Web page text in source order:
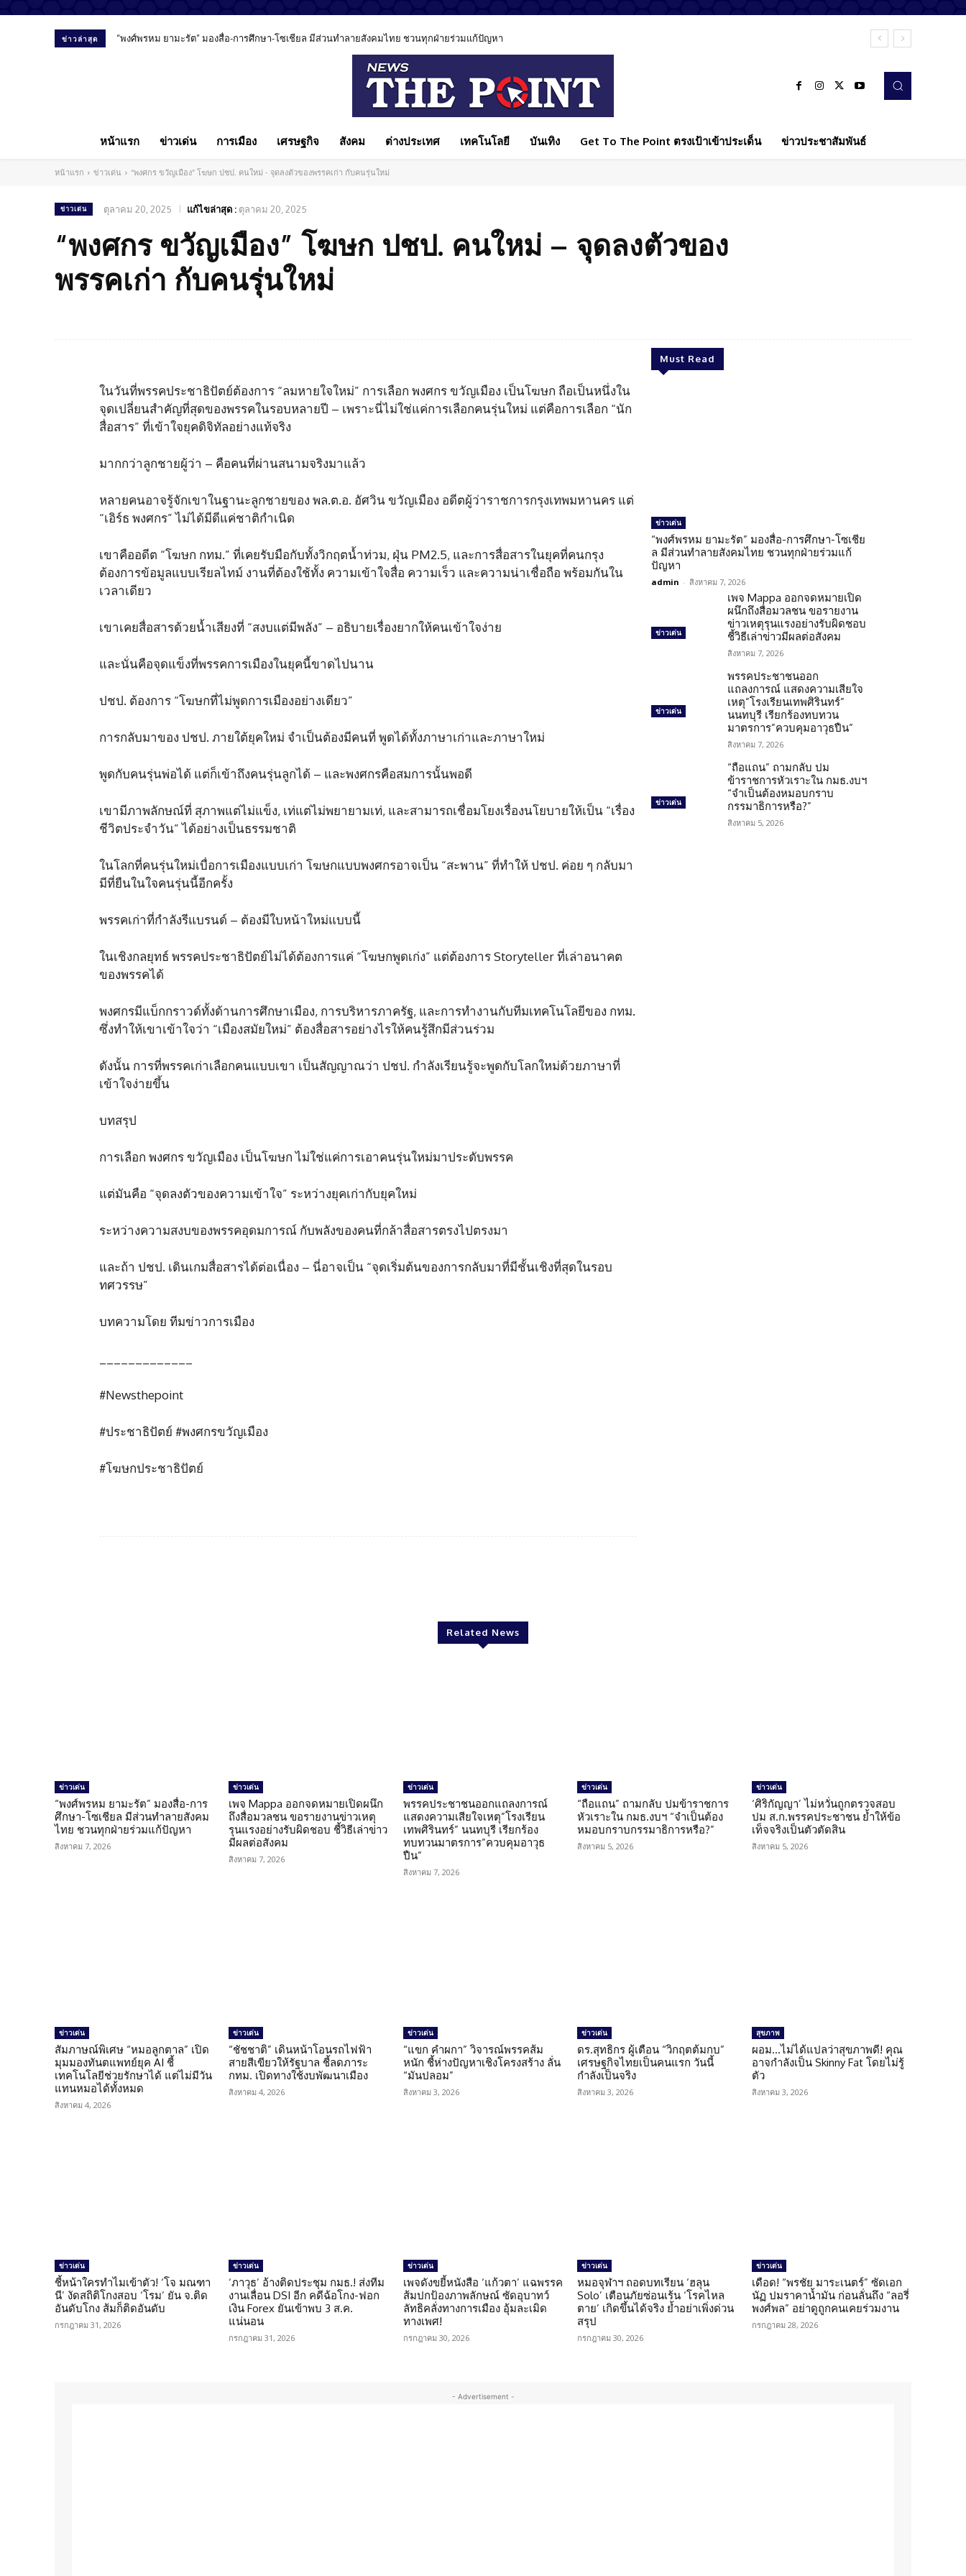
ข่าวล่าสุด “พงศ์พรหม ยามะรัต” มองสื่อ-การศึกษา-โซเชียล มีส่วนทำลายสังคมไทย ชวนทุกฝ่ายร่วมแก้ปัญหา
หน้าแรก ข่าวเด่น การเมือง เศรษฐกิจ สังคม ต่างประเทศ เทคโนโลยี บันเทิง Get To The Point ตรงเป้าเข้าประเด็น ข่าวประชาสัมพันธ์
หน้าแรก ข่าวเด่น “พงศกร ขวัญเมือง” โฆษก ปชป. คนใหม่ - จุดลงตัวของพรรคเก่า กับคนรุ่นใหม่
ข่าวเด่น ตุลาคม 20, 2025 แก้ไขล่าสุด : ตุลาคม 20, 2025
“พงศกร ขวัญเมือง” โฆษก ปชป. คนใหม่ – จุดลงตัวของ
พรรคเก่า กับคนรุ่นใหม่
ในวันที่พรรคประชาธิปัตย์ต้องการ “ลมหายใจใหม่” การเลือก พงศกร ขวัญเมือง เป็นโฆษก ถือเป็นหนึ่งใน
จุดเปลี่ยนสำคัญที่สุดของพรรคในรอบหลายปี – เพราะนี่ไม่ใช่แค่การเลือกคนรุ่นใหม่ แต่คือการเลือก “นัก
สื่อสาร” ที่เข้าใจยุคดิจิทัลอย่างแท้จริง
มากกว่าลูกชายผู้ว่า – คือคนที่ผ่านสนามจริงมาแล้ว
หลายคนอาจรู้จักเขาในฐานะลูกชายของ พล.ต.อ. อัศวิน ขวัญเมือง อดีตผู้ว่าราชการกรุงเทพมหานคร แต่
“เอิร์ธ พงศกร” ไม่ได้มีดีแค่ชาติกำเนิด
เขาคืออดีต “โฆษก กทม.” ที่เคยรับมือกับทั้งวิกฤตน้ำท่วม, ฝุ่น PM2.5, และการสื่อสารในยุคที่คนกรุง
ต้องการข้อมูลแบบเรียลไทม์ งานที่ต้องใช้ทั้ง ความเข้าใจสื่อ ความเร็ว และความน่าเชื่อถือ พร้อมกันใน
เวลาเดียว
เขาเคยสื่อสารด้วยน้ำเสียงที่ “สงบแต่มีพลัง” – อธิบายเรื่องยากให้คนเข้าใจง่าย
และนั่นคือจุดแข็งที่พรรคการเมืองในยุคนี้ขาดไปนาน
ปชป. ต้องการ “โฆษกที่ไม่พูดการเมืองอย่างเดียว”
การกลับมาของ ปชป. ภายใต้ยุคใหม่ จำเป็นต้องมีคนที่ พูดได้ทั้งภาษาเก่าและภาษาใหม่
พูดกับคนรุ่นพ่อได้ แต่ก็เข้าถึงคนรุ่นลูกได้ – และพงศกรคือสมการนั้นพอดี
เขามีภาพลักษณ์ที่ สุภาพแต่ไม่แข็ง, เท่แต่ไม่พยายามเท่, และสามารถเชื่อมโยงเรื่องนโยบายให้เป็น “เรื่อง
ชีวิตประจำวัน” ได้อย่างเป็นธรรมชาติ
ในโลกที่คนรุ่นใหม่เบื่อการเมืองแบบเก่า โฆษกแบบพงศกรอาจเป็น “สะพาน” ที่ทำให้ ปชป. ค่อย ๆ กลับมา
มีที่ยืนในใจคนรุ่นนี้อีกครั้ง
พรรคเก่าที่กำลังรีแบรนด์ – ต้องมีใบหน้าใหม่แบบนี้
ในเชิงกลยุทธ์ พรรคประชาธิปัตย์ไม่ได้ต้องการแค่ “โฆษกพูดเก่ง” แต่ต้องการ Storyteller ที่เล่าอนาคต
ของพรรคได้
พงศกรมีแบ็กกราวด์ทั้งด้านการศึกษาเมือง, การบริหารภาครัฐ, และการทำงานกับทีมเทคโนโลยีของ กทม.
ซึ่งทำให้เขาเข้าใจว่า “เมืองสมัยใหม่” ต้องสื่อสารอย่างไรให้คนรู้สึกมีส่วนร่วม
ดังนั้น การที่พรรคเก่าเลือกคนแบบเขา เป็นสัญญาณว่า ปชป. กำลังเรียนรู้จะพูดกับโลกใหม่ด้วยภาษาที่
เข้าใจง่ายขึ้น
บทสรุป
การเลือก พงศกร ขวัญเมือง เป็นโฆษก ไม่ใช่แค่การเอาคนรุ่นใหม่มาประดับพรรค
แต่มันคือ “จุดลงตัวของความเข้าใจ” ระหว่างยุคเก่ากับยุคใหม่
ระหว่างความสงบของพรรคอุดมการณ์ กับพลังของคนที่กล้าสื่อสารตรงไปตรงมา
และถ้า ปชป. เดินเกมสื่อสารได้ต่อเนื่อง – นี่อาจเป็น “จุดเริ่มต้นของการกลับมาที่มีชั้นเชิงที่สุดในรอบ
ทศวรรษ”
บทความโดย ทีมข่าวการเมือง
#Newsthepoint
#ประชาธิปัตย์ #พงศกรขวัญเมือง
#โฆษกประชาธิปัตย์
Must Read
ข่าวเด่น
“พงศ์พรหม ยามะรัต” มองสื่อ-การศึกษา-โซเชีย
ล มีส่วนทำลายสังคมไทย ชวนทุกฝ่ายร่วมแก้
ปัญหา
admin - สิงหาคม 7, 2026
ข่าวเด่น
เพจ Mappa ออกจดหมายเปิด
ผนึกถึงสื่อมวลชน ขอรายงาน
ข่าวเหตุรุนแรงอย่างรับผิดชอบ
ชี้วิธีเล่าข่าวมีผลต่อสังคม
สิงหาคม 7, 2026
ข่าวเด่น
พรรคประชาชนออก
แถลงการณ์ แสดงความเสียใจ
เหตุ”โรงเรียนเทพศิรินทร์”
นนทบุรี เรียกร้องทบทวน
มาตรการ”ควบคุมอาวุธปืน”
สิงหาคม 7, 2026
ข่าวเด่น
“ถือแถน” ถามกลับ ปม
ข้าราชการหัวเราะใน กมธ.งบฯ
“จำเป็นต้องหมอบกราบ
กรรมาธิการหรือ?”
สิงหาคม 5, 2026
Related News
ข่าวเด่น
“พงศ์พรหม ยามะรัต” มองสื่อ-การ
ศึกษา-โซเชียล มีส่วนทำลายสังคม
ไทย ชวนทุกฝ่ายร่วมแก้ปัญหา
สิงหาคม 7, 2026
ข่าวเด่น
เพจ Mappa ออกจดหมายเปิดผนึก
ถึงสื่อมวลชน ขอรายงานข่าวเหตุ
รุนแรงอย่างรับผิดชอบ ชี้วิธีเล่าข่าว
มีผลต่อสังคม
สิงหาคม 7, 2026
ข่าวเด่น
พรรคประชาชนออกแถลงการณ์
แสดงความเสียใจเหตุ”โรงเรียน
เทพศิรินทร์” นนทบุรี เรียกร้อง
ทบทวนมาตรการ”ควบคุมอาวุธ
ปืน”
สิงหาคม 7, 2026
ข่าวเด่น
“ถือแถน” ถามกลับ ปมข้าราชการ
หัวเราะใน กมธ.งบฯ “จำเป็นต้อง
หมอบกราบกรรมาธิการหรือ?”
สิงหาคม 5, 2026
ข่าวเด่น
‘ศิริกัญญา’ ไม่หวั่นถูกตรวจสอบ
ปม ส.ก.พรรคประชาชน ย้ำให้ข้อ
เท็จจริงเป็นตัวตัดสิน
สิงหาคม 5, 2026
ข่าวเด่น
สัมภาษณ์พิเศษ “หมอลูกตาล” เปิด
มุมมองทันตแพทย์ยุค AI ชี้
เทคโนโลยีช่วยรักษาได้ แต่ไม่มีวัน
แทนหมอได้ทั้งหมด
สิงหาคม 4, 2026
ข่าวเด่น
“ชัชชาติ” เดินหน้าโอนรถไฟฟ้า
สายสีเขียวให้รัฐบาล ชี้ลดภาระ
กทม. เปิดทางใช้งบพัฒนาเมือง
สิงหาคม 4, 2026
ข่าวเด่น
“แขก คำผกา” วิจารณ์พรรคส้ม
หนัก ชี้ห่างปัญหาเชิงโครงสร้าง ลั่น
“มันปลอม”
สิงหาคม 3, 2026
ข่าวเด่น
ดร.สุทธิกร ผู้เตือน “วิกฤตต้มกบ”
เศรษฐกิจไทยเป็นคนแรก วันนี้
กำลังเป็นจริง
สิงหาคม 3, 2026
สุขภาพ
ผอม…ไม่ได้แปลว่าสุขภาพดี! คุณ
อาจกำลังเป็น Skinny Fat โดยไม่รู้
ตัว
สิงหาคม 3, 2026
ข่าวเด่น
ชี้หน้าใครทำไมเข้าตัว! ‘โจ มณฑา
นี’ งัดสถิติโกงสอบ ‘โรม’ ยัน จ.ติด
อันดับโกง ส้มก็ติดอันดับ
กรกฎาคม 31, 2026
ข่าวเด่น
‘ภาวุธ’ อ้างติดประชุม กมธ.! ส่งทีม
งานเลื่อน DSI อีก คดีฉ้อโกง-ฟอก
เงิน Forex ยันเข้าพบ 3 ส.ค.
แน่นอน
กรกฎาคม 31, 2026
ข่าวเด่น
เพจดังขยี้หนังสือ ‘แก้วตา’ แฉพรรค
ส้มปกป้องภาพลักษณ์ ซัดอุบาทว์
ลัทธิคลั่งทางการเมือง อุ้มละเมิด
ทางเพศ!
กรกฎาคม 30, 2026
ข่าวเด่น
หมอจุฬาฯ ถอดบทเรียน ‘ฮลุน
Solo’ เตือนภัยซ่อนเร้น ‘โรคไหล
ตาย’ เกิดขึ้นได้จริง ย้ำอย่าเพิ่งด่วน
สรุป
กรกฎาคม 30, 2026
ข่าวเด่น
เดือด! “พรชัย มาระเนตร์” ซัดเอก
นัฏ ปมราคาน้ำมัน ก่อนลั่นถึง “ลอรี่
พงศ์พล” อย่าดูถูกคนเคยร่วมงาน
กรกฎาคม 28, 2026
- Advertisement -